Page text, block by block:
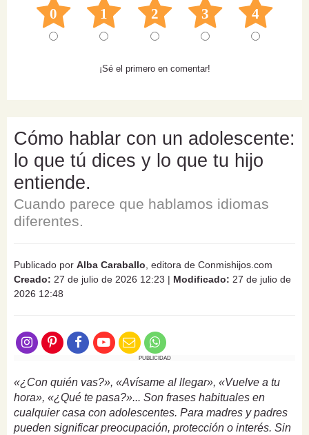
0 1 2 3 4
¡Sé el primero en comentar!
Cómo hablar con un adolescente:
lo que tú dices y lo que tu hijo
entiende.
Cuando parece que hablamos idiomas
diferentes.
Publicado por Alba Caraballo , editora de Conmishijos.com
Creado: 27 de julio de 2026 12:23 | Modificado: 27 de julio de
2026 12:48
PUBLICIDAD
«¿Con quién vas?», «Avísame al llegar», «Vuelve a tu
hora», «¿Qué te pasa?»... Son frases habituales en
cualquier casa con adolescentes. Para madres y padres
pueden significar preocupación, protección o interés. Sin